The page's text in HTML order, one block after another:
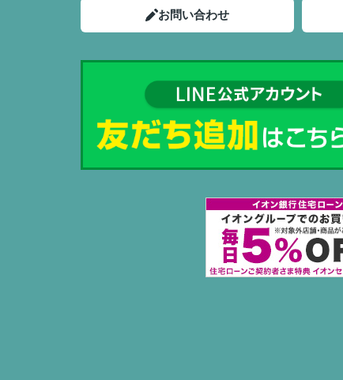
お問い合わせ